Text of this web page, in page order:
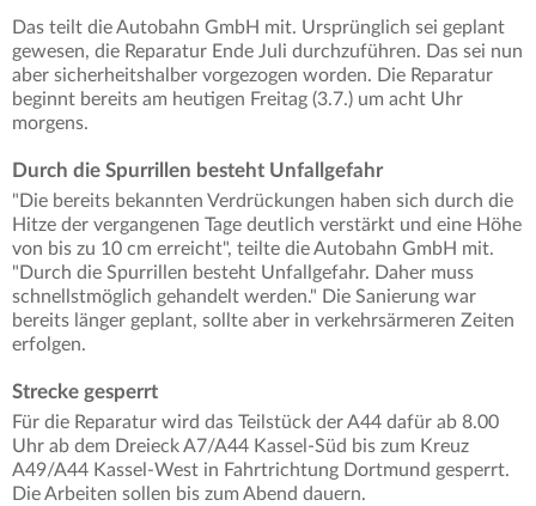
Das teilt die Autobahn GmbH mit. Ursprünglich sei geplant
gewesen, die Reparatur Ende Juli durchzuführen. Das sei nun
aber sicherheitshalber vorgezogen worden. Die Reparatur
beginnt bereits am heutigen Freitag (3.7.) um acht Uhr
morgens.
Durch die Spurrillen besteht Unfallgefahr
"Die bereits bekannten Verdrückungen haben sich durch die
Hitze der vergangenen Tage deutlich verstärkt und eine Höhe
von bis zu 10 cm erreicht", teilte die Autobahn GmbH mit.
"Durch die Spurrillen besteht Unfallgefahr. Daher muss
schnellstmöglich gehandelt werden." Die Sanierung war
bereits länger geplant, sollte aber in verkehrsärmeren Zeiten
erfolgen.
Strecke gesperrt
Für die Reparatur wird das Teilstück der A44 dafür ab 8.00
Uhr ab dem Dreieck A7/A44 Kassel-Süd bis zum Kreuz
A49/A44 Kassel-West in Fahrtrichtung Dortmund gesperrt.
Die Arbeiten sollen bis zum Abend dauern.